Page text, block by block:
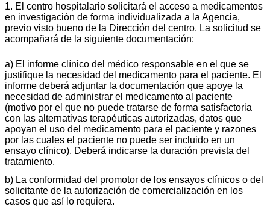
1. El centro hospitalario solicitará el acceso a medicamentos
en investigación de forma individualizada a la Agencia,
previo visto bueno de la Dirección del centro. La solicitud se
acompañará de la siguiente documentación:
a) El informe clínico del médico responsable en el que se
justifique la necesidad del medicamento para el paciente. El
informe deberá adjuntar la documentación que apoye la
necesidad de administrar el medicamento al paciente
(motivo por el que no puede tratarse de forma satisfactoria
con las alternativas terapéuticas autorizadas, datos que
apoyan el uso del medicamento para el paciente y razones
por las cuales el paciente no puede ser incluido en un
ensayo clínico). Deberá indicarse la duración prevista del
tratamiento.
b) La conformidad del promotor de los ensayos clínicos o del
solicitante de la autorización de comercialización en los
casos que así lo requiera.